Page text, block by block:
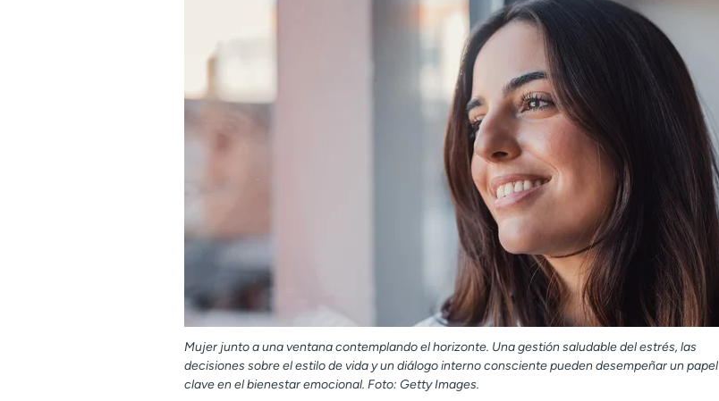
Mujer junto a una ventana contemplando el horizonte. Una gestión saludable del estrés, las
decisiones sobre el estilo de vida y un diálogo interno consciente pueden desempeñar un papel
clave en el bienestar emocional. Foto: Getty Images.